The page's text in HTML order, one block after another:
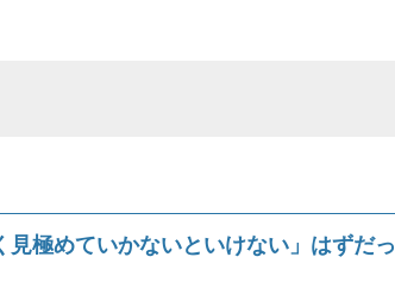
極めていかないといけない」はずだっ